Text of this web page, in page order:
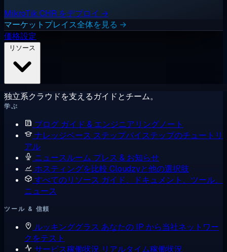
MikroTik CHR をデプロイ →
マーケットプレイス全体を見る →
価格設定
独立系クラウドを支えるガイドとチーム。
学ぶ
ブログ ガイド & エンジニアリングノート
ナレッジベース ステップバイステップのチュートリ
アル
ニュースルーム プレス & お知らせ
ホスティングを比較 Cloudzyと他の選択肢
すべてのリソース ガイド、ドキュメント、ツール、
ニュース
ツール & 信頼
ルッキンググラス あなたの IP から当社ネットワー
クをテスト
サービス稼働状況 リアルタイム稼働状況